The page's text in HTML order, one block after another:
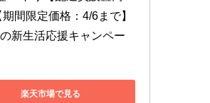
間限定価格：4/6まで】
新生活応援キャンペー
楽天市場で見る